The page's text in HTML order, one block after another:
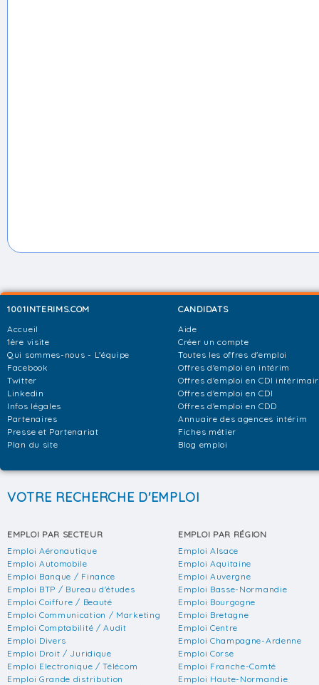
1001INTERIMS.COM
Accueil
1ère visite
Qui sommes-nous - L'équipe
Facebook
Twitter
Linkedin
Infos légales
Partenaires
Presse et Partenariat
Plan du site
CANDIDATS
Aide
Créer un compte
Toutes les offres d'emploi
Offres d'emploi en intérim
Offres d'emploi en CDI
Offres d'emploi en CDI
Offres d'emploi en CDD
Annuaire des agences intérim
Fiches métier
Blog emploi
VOTRE RECHERCHE D'EMPLOI
EMPLOI PAR SECTEUR
Emploi Aéronautique
Emploi Automobile
Emploi Banque / Finance
Emploi BTP / Bureau d'études
Emploi Coiffure / Beauté
Emploi Communication / Marketing
Emploi Comptabilité / Audit
Emploi Divers
Emploi Droit / Juridique
Emploi Electronique / Télécom
Emploi Grande distribution
EMPLOI PAR RÉGION
Emploi Alsace
Emploi Aquitaine
Emploi Auvergne
Emploi Basse-Normandie
Emploi Bourgogne
Emploi Bretagne
Emploi Centre
Emploi Champagne-Ardenne
Emploi Corse
Emploi Franche-Comté
Emploi Haute-Normandie